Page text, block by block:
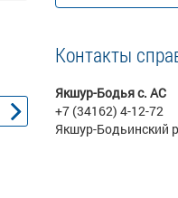
Контакты
Якшур-Бодья с. АС
+7 (34162) 4-12-72
Якшур-Бодьинский